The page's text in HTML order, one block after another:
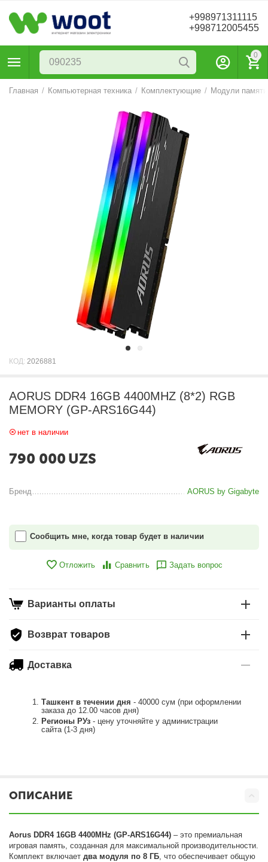
+998971311115
+998712005455
0
Главная / Компьютерная техника / Комплектующие / Модули памяти
КОД: 2026881
AORUS DDR4 16GB 4400MHZ (8*2) RGB
MEMORY (GP-ARS16G44)
нет в наличии
790 000 UZS
Бренд AORUS by Gigabyte
Сообщить мне, когда товар будет в наличии
Отложить Сравнить Задать вопрос
Варианты оплаты
Возврат товаров
Доставка
Ташкент в течении дня - 40000 сум (при оформлении
заказа до 12.00 часов дня)
Регионы РУз - цену уточняйте у администрации
сайта (1-3 дня)
ОПИСАНИЕ
Aorus DDR4 16GB 4400MHz (GP-ARS16G44) – это премиальная
игровая память, созданная для максимальной производительности.
Комплект включаетдва модуля по 8 ГБ, что обеспечивает общую